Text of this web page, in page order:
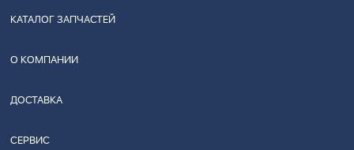
КАТАЛОГ ЗАПЧАСТЕЙ
О КОМПАНИИ
ДОСТАВКА
СЕРВИС